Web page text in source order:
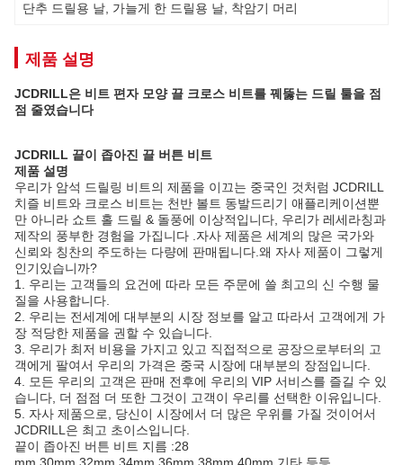
단추 드릴용 날 가늘게 한 드릴용 날 착암기 머리
제품 설명
JCDRILL은 비트 편자 모양 끌 크로스 비트를 꿰뚫는 드릴 툴을 점
점 줄였습니다
JCDRILL 끝이 좁아진 끌 버튼 비트
제품 설명
우리가 암석 드릴링 비트의 제품을 이끄는 중국인 것처럼 JCDRILL
치즐 비트와 크로스 비트는 천반 볼트 동발드리기 애플리케이션뿐
만 아니라 쇼트 홀 드릴 & 돌풍에 이상적입니다, 우리가 레세라칭과
제작의 풍부한 경험을 가집니다 .자사 제품은 세계의 많은 국가와
신뢰와 칭찬의 주도하는 다량에 판매됩니다.왜 자사 제품이 그렇게
인기있습니까?
1. 우리는 고객들의 요건에 따라 모든 주문에 쓸 최고의 신 수행 물
질을 사용합니다.
2. 우리는 전세계에 대부분의 시장 정보를 알고 따라서 고객에게 가
장 적당한 제품을 권할 수 있습니다.
3. 우리가 최저 비용을 가지고 있고 직접적으로 공장으로부터의 고
객에게 팔여서 우리의 가격은 중국 시장에 대부분의 장점입니다.
4. 모든 우리의 고객은 판매 전후에 우리의 VIP 서비스를 즐길 수 있
습니다, 더 점점 더 또한 그것이 고객이 우리를 선택한 이유입니다.
5. 자사 제품으로, 당신이 시장에서 더 많은 우위를 가질 것이어서
JCDRILL은 최고 초이스입니다.
끝이 좁아진 버튼 비트 지름 :28